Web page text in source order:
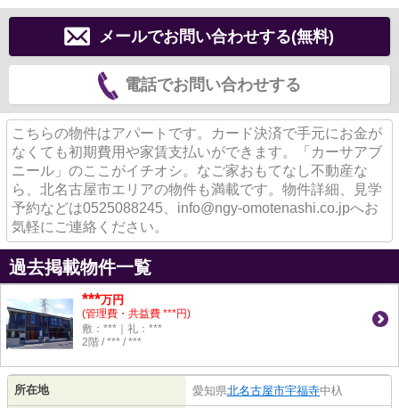
メールでお問い合わせする(無料)
電話でお問い合わせする
こちらの物件はアパートです。カード決済で手元にお金が
なくても初期費用や家賃支払いができます。「カーサアブ
ニール」のここがイチオシ。なご家おもてなし不動産な
ら、北名古屋市エリアの物件も満載です。物件詳細、見学
予約などは0525088245、info@ngy-omotenashi.co.jpへお
気軽にご連絡ください。
過去掲載物件一覧
***万円
(管理費・共益費 ***円)
敷：***｜礼：***
2階 / *** / ***
所在地 愛知県北名古屋市宇福寺中杁